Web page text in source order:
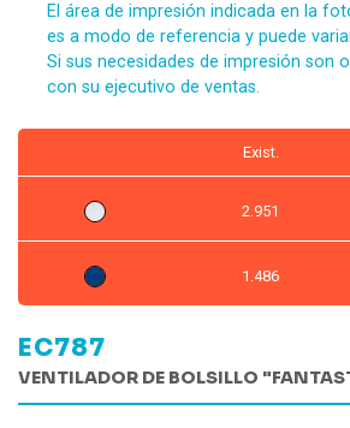
El área de impresión indicada en la
es a modo de referencia y puede
Si sus necesidades de impresión son
con su ejecutivo de ventas.
Exist.
2.951
1.486
EC787
VENTILADOR DE BOLSILLO